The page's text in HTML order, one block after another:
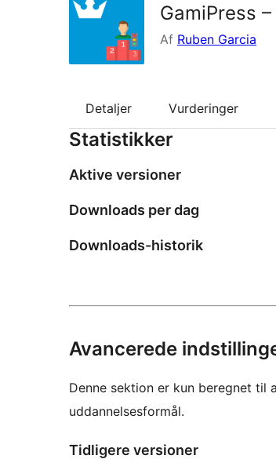
GamiPress
Af Ruben Garcia
Detaljer Vurderinger
Statistikker
Aktive versioner
Downloads per dag
Downloads-historik
Avancerede
Denne sektion er kun beregnet
uddannelsesformål.
Tidligere versioner